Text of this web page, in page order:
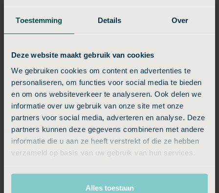
Toestemming Details Over
Deze website maakt gebruik van cookies
We gebruiken cookies om content en advertenties te
personaliseren, om functies voor social media te bieden
en om ons websiteverkeer te analyseren. Ook delen we
informatie over uw gebruik van onze site met onze
partners voor social media, adverteren en analyse. Deze
partners kunnen deze gegevens combineren met andere
informatie die u aan ze heeft verstrekt of die ze hebben
verzameld op basis van uw gebruik van hun services.
Alles toestaan
As van overledene
Crematie Compact
Geheel verzorgde crematie met intiem en informeel
afscheid
€ 3.149, -